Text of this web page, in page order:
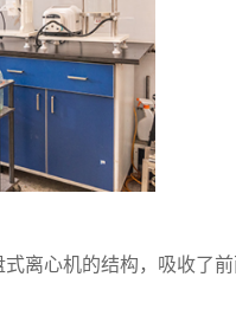
离心机的结构，吸收了